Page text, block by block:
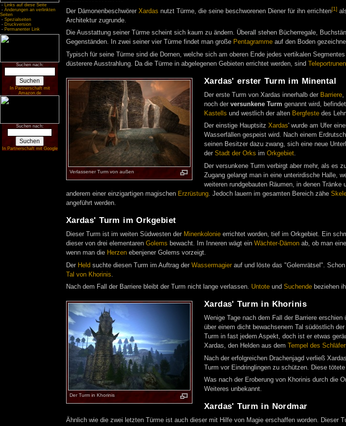
- Links auf diese Seite
- Änderungen an verlinkten
Seiten
- Spezialseiten
- Druckversion
- Permanenter Link
Suchen nach:
In Partnerschaft mit
Amazon.de
Suchen nach:
In Partnerschaft mit Google
Der Dämonenbeschwörer Xardas nutzt Türme, die seine beschworenen Diener für ihn errichten[1]
Architektur zugrunde.
Die Ausstattung seiner Türme scheint sich kaum zu ändern. Überall stehen Bücherregale,
Gegenständen. In zwei seiner vier Türme findet man große Pentagrammeauf den Boden
Typisch für seine Türme sind die Dornen, welche sich am oberen Ende jedes vertikalen
düsterere Ausstrahlung. Da die Türme in abgelegenen Gebieten errichtet werden, sind Teleportrunen
Verlassener Turm von außen
Xardas' erster Turm im Minental
Der erste Turm von Xardas innerhalb der Barriere,
noch der versunkene Turm genannt wird,
Kastells und westlich der alten Bergfestedes
Der einstige Hauptsitz Xardas' wurde am Ufer
Wasserfällen gespeist wird. Nach einem
seinen Besitzer dazu zwang, sich eine neue
der Stadt der Orks im Orkgebiet.
Der versunkene Turm verbirgt aber mehr, als es
Zugang gelangt man in eine unterirdische Halle,
weiteren rundgebauten Räumen, in denen
anderem einer einzigartigen magischen Erzrüstung. Jedoch lauern im gesamten Bereich zähe
angeführt werden.
Xardas' Turm im Orkgebiet
Dieser Turm ist im weiten Südwesten der Minenkolonieerrichtet worden, tief im Orkgebiet. Ein
dieser von drei elementaren Golems bewacht. Im Inneren wägt ein Wächter-Dämonab, ob man
wenn man die Herzenebenjener Golems vorzeigt.
Der Held suchte diesen Turm im Auftrag der Wassermagierauf und löste das "Golemrätsel".
Tal von Khorinis
Nach dem Fall der Barriere bleibt der Turm nicht lange verlassen. Untoteund Suchendebeziehen
Der Turm in Khorinis
Xardas' Turm in Khorinis
Wenige Tage nach dem Fall der Barriere
über einem dicht bewachsenem Tal südöstlich
Turm in fast jedem Aspekt, doch ist er etwas
Xardas, den Helden aus dem
Tempel des
Nach der erfolgreichen Drachenjagd verließ
Turm vor Eindringlingen zu schützen. Diese
Was nach der Eroberung von Khorinis durch die
Weiteres unbekannt.
Xardas' Turm in Nordmar
Ähnlich wie die zwei letzten Türme ist auch dieser mit Hilfe von Magie erschaffen worden. Dieser